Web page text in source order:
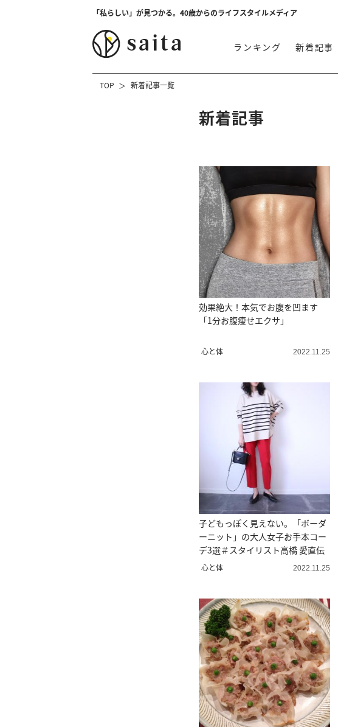
「私らしい」が見つかる。40歳からのライフスタイルメディア
ランキング 新着記事
TOP 新着記事一覧
新着記事
効果絶大！本気でお腹を凹ます
「1分お腹痩せエクサ」
心と体 2022.11.25
子どもっぽく見えない。「ボーダ
ーニット」の大人女子お手本コー
デ3選＃スタイリスト高橋 愛直伝
心と体 2022.11.25